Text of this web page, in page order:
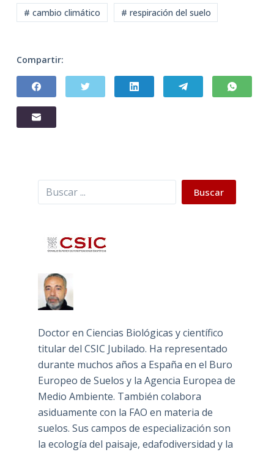
# cambio climático # respiración del suelo
Compartir:
Buscar Buscar
Doctor en Ciencias Biológicas y científico
titular del CSIC Jubilado. Ha representado
durante muchos años a España en el Buro
Europeo de Suelos y la Agencia Europea de
Medio Ambiente. También colabora
asiduamente con la FAO en materia de
suelos. Sus campos de especialización son
la ecología del paisaje, edafodiversidad y la